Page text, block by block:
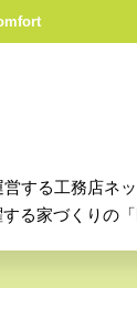
する工務店ネ
る家づくりの